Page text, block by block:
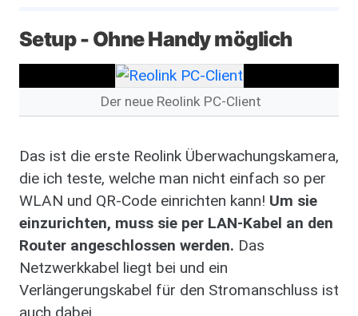
Setup - Ohne Handy möglich
Der neue Reolink PC-Client
Das ist die erste Reolink Überwachungskamera,
die ich teste, welche man nicht einfach so per
WLAN und QR-Code einrichten kann! Um sie
einzurichten, muss sie per LAN-Kabel an den
Router angeschlossen werden. Das
Netzwerkkabel liegt bei und ein
Verlängerungskabel für den Stromanschluss ist